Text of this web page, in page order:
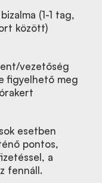
(1-1 tag,
között)
vezetőség
figyelhető meg
esetben
pontos,
a
fennáll.